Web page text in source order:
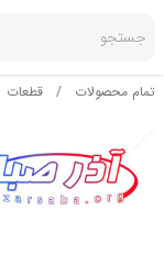
جستجو
تمام محصولات / قطعات